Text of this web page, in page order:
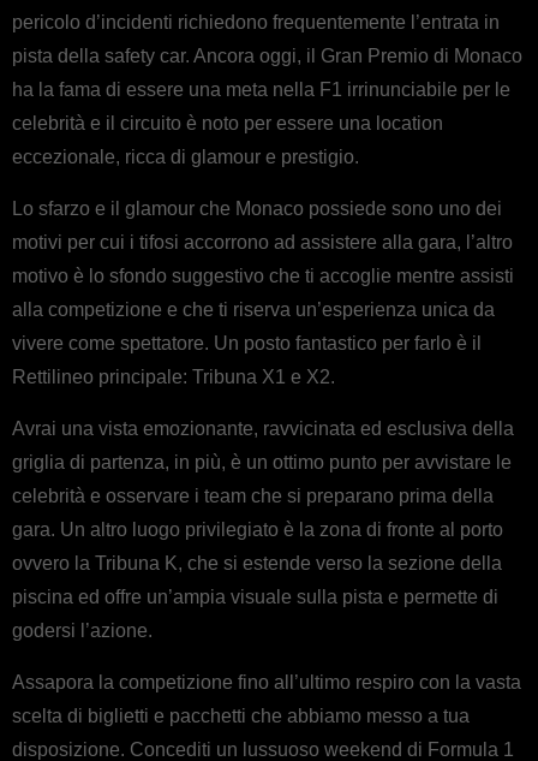
pericolo d’incidenti richiedono frequentemente l’entrata in
pista della safety car. Ancora oggi, il Gran Premio di Monaco
ha la fama di essere una meta nella F1 irrinunciabile per le
celebrità e il circuito è noto per essere una location
eccezionale, ricca di glamour e prestigio.
Lo sfarzo e il glamour che Monaco possiede sono uno dei
motivi per cui i tifosi accorrono ad assistere alla gara, l’altro
motivo è lo sfondo suggestivo che ti accoglie mentre assisti
alla competizione e che ti riserva un’esperienza unica da
vivere come spettatore. Un posto fantastico per farlo è il
Rettilineo principale: Tribuna X1 e X2.
Avrai una vista emozionante, ravvicinata ed esclusiva della
griglia di partenza, in più, è un ottimo punto per avvistare le
celebrità e osservare i team che si preparano prima della
gara. Un altro luogo privilegiato è la zona di fronte al porto
ovvero la Tribuna K, che si estende verso la sezione della
piscina ed offre un’ampia visuale sulla pista e permette di
godersi l’azione.
Assapora la competizione fino all’ultimo respiro con la vasta
scelta di biglietti e pacchetti che abbiamo messo a tua
disposizione. Concediti un lussuoso weekend di Formula 1